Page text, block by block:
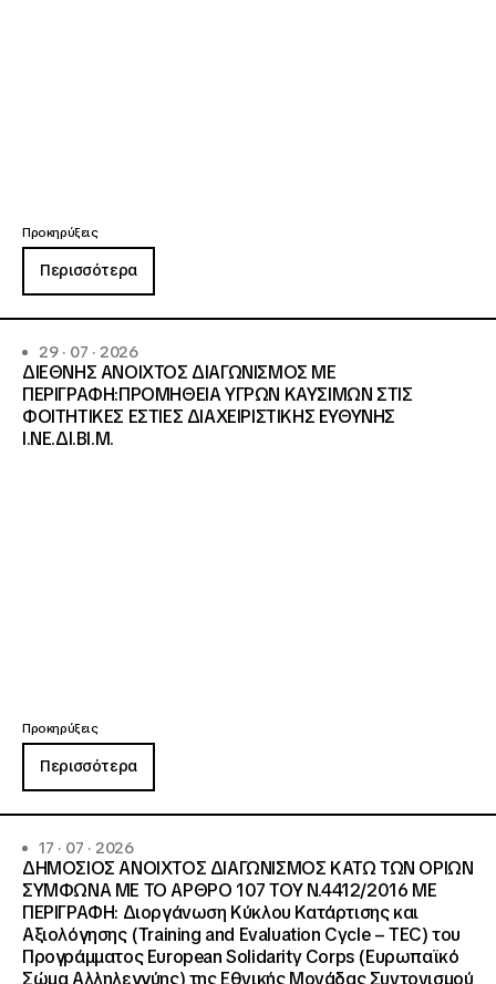
Προκηρύξεις
Περισσότερα
29 · 07 · 2026
ΔΙΕΘΝΗΣ ΑΝΟΙΧΤΟΣ ΔΙΑΓΩΝΙΣΜΟΣ ΜΕ
ΠΕΡΙΓΡΑΦΗ:ΠΡΟΜΗΘΕΙΑ ΥΓΡΩΝ ΚΑΥΣΙΜΩΝ ΣΤΙΣ
ΦΟΙΤΗΤΙΚΕΣ ΕΣΤΙΕΣ ΔΙΑΧΕΙΡΙΣΤΙΚΗΣ ΕΥΘΥΝΗΣ
Ι.ΝΕ.ΔΙ.ΒΙ.Μ.
Προκηρύξεις
Περισσότερα
17 · 07 · 2026
ΔΗΜΟΣΙΟΣ ΑΝΟΙΧΤΟΣ ΔΙΑΓΩΝΙΣΜΟΣ ΚΑΤΩ ΤΩΝ ΟΡΙΩΝ
ΣΥΜΦΩΝΑ ΜΕ ΤΟ ΑΡΘΡΟ 107 ΤΟΥ Ν.4412/2016 ΜΕ
ΠΕΡΙΓΡΑΦΗ: Διοργάνωση Κύκλου Κατάρτισης και
Αξιολόγησης (Training and Evaluation Cycle – TEC) του
Προγράμματος European Solidarity Corps (Ευρωπαϊκό
Σώμα Αλληλεγγύης) της Εθνικής Μονάδας Συντονισμού